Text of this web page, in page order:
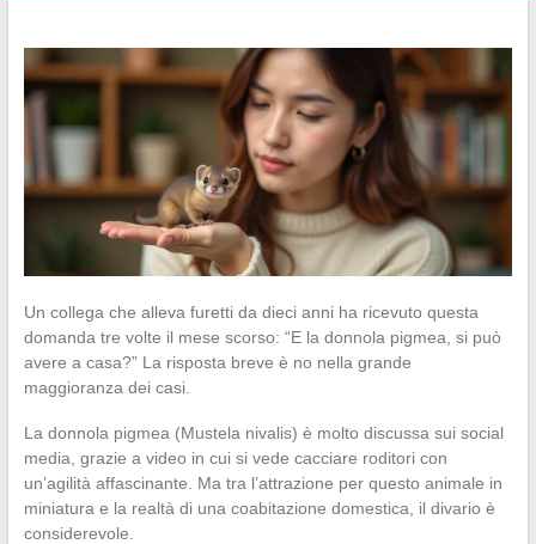
Un collega che alleva furetti da dieci anni ha ricevuto questa
domanda tre volte il mese scorso: “E la donnola pigmea, si può
avere a casa?” La risposta breve è no nella grande
maggioranza dei casi.
La donnola pigmea (Mustela nivalis) è molto discussa sui social
media, grazie a video in cui si vede cacciare roditori con
un’agilità affascinante. Ma tra l’attrazione per questo animale in
miniatura e la realtà di una coabitazione domestica, il divario è
considerevole.